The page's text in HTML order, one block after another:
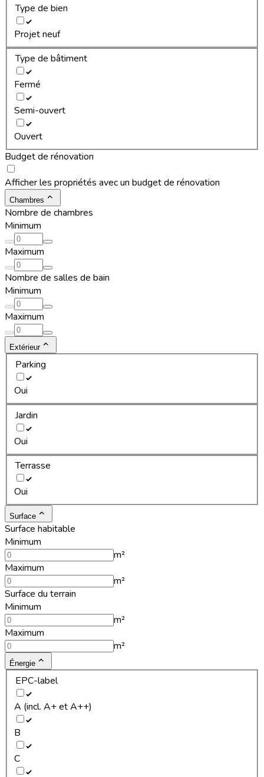
Type de bien
Projet neuf
Type de bâtiment
Fermé
Semi-ouvert
Ouvert
Budget de rénovation
Afficher les propriétés avec un budget de rénovation
Chambres
Nombre de chambres
Minimum
Maximum
Nombre de salles de bain
Minimum
Maximum
Extérieur
Parking
Oui
Jardin
Oui
Terrasse
Oui
Surface
Surface habitable
Minimum
m²
Maximum
m²
Surface du terrain
Minimum
m²
Maximum
m²
Énergie
EPC-label
A (incl. A+ et A++)
B
C